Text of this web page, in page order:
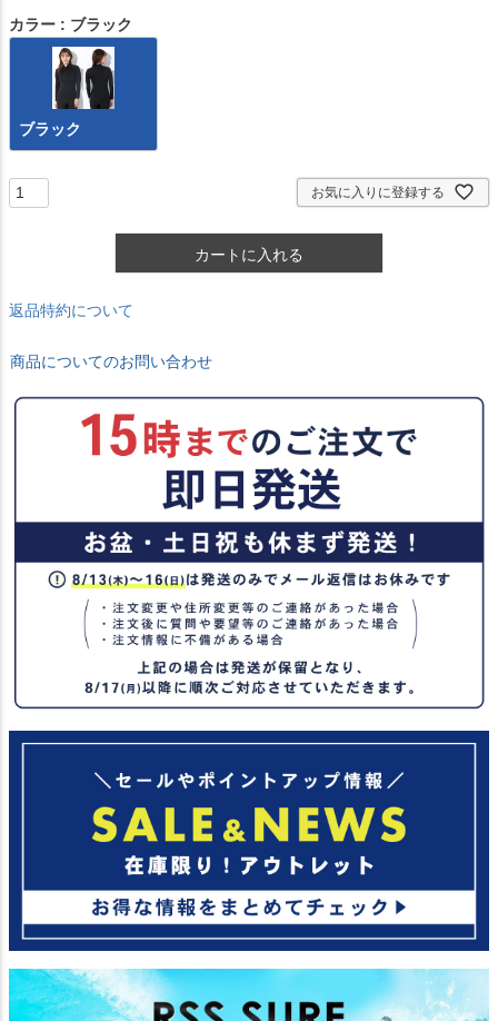
カラー ブラック
ブラック
お気に入りに登録する
カートに入れる
返品特約について
商品についてのお問い合わせ